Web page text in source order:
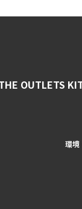
OUTLETS
環境